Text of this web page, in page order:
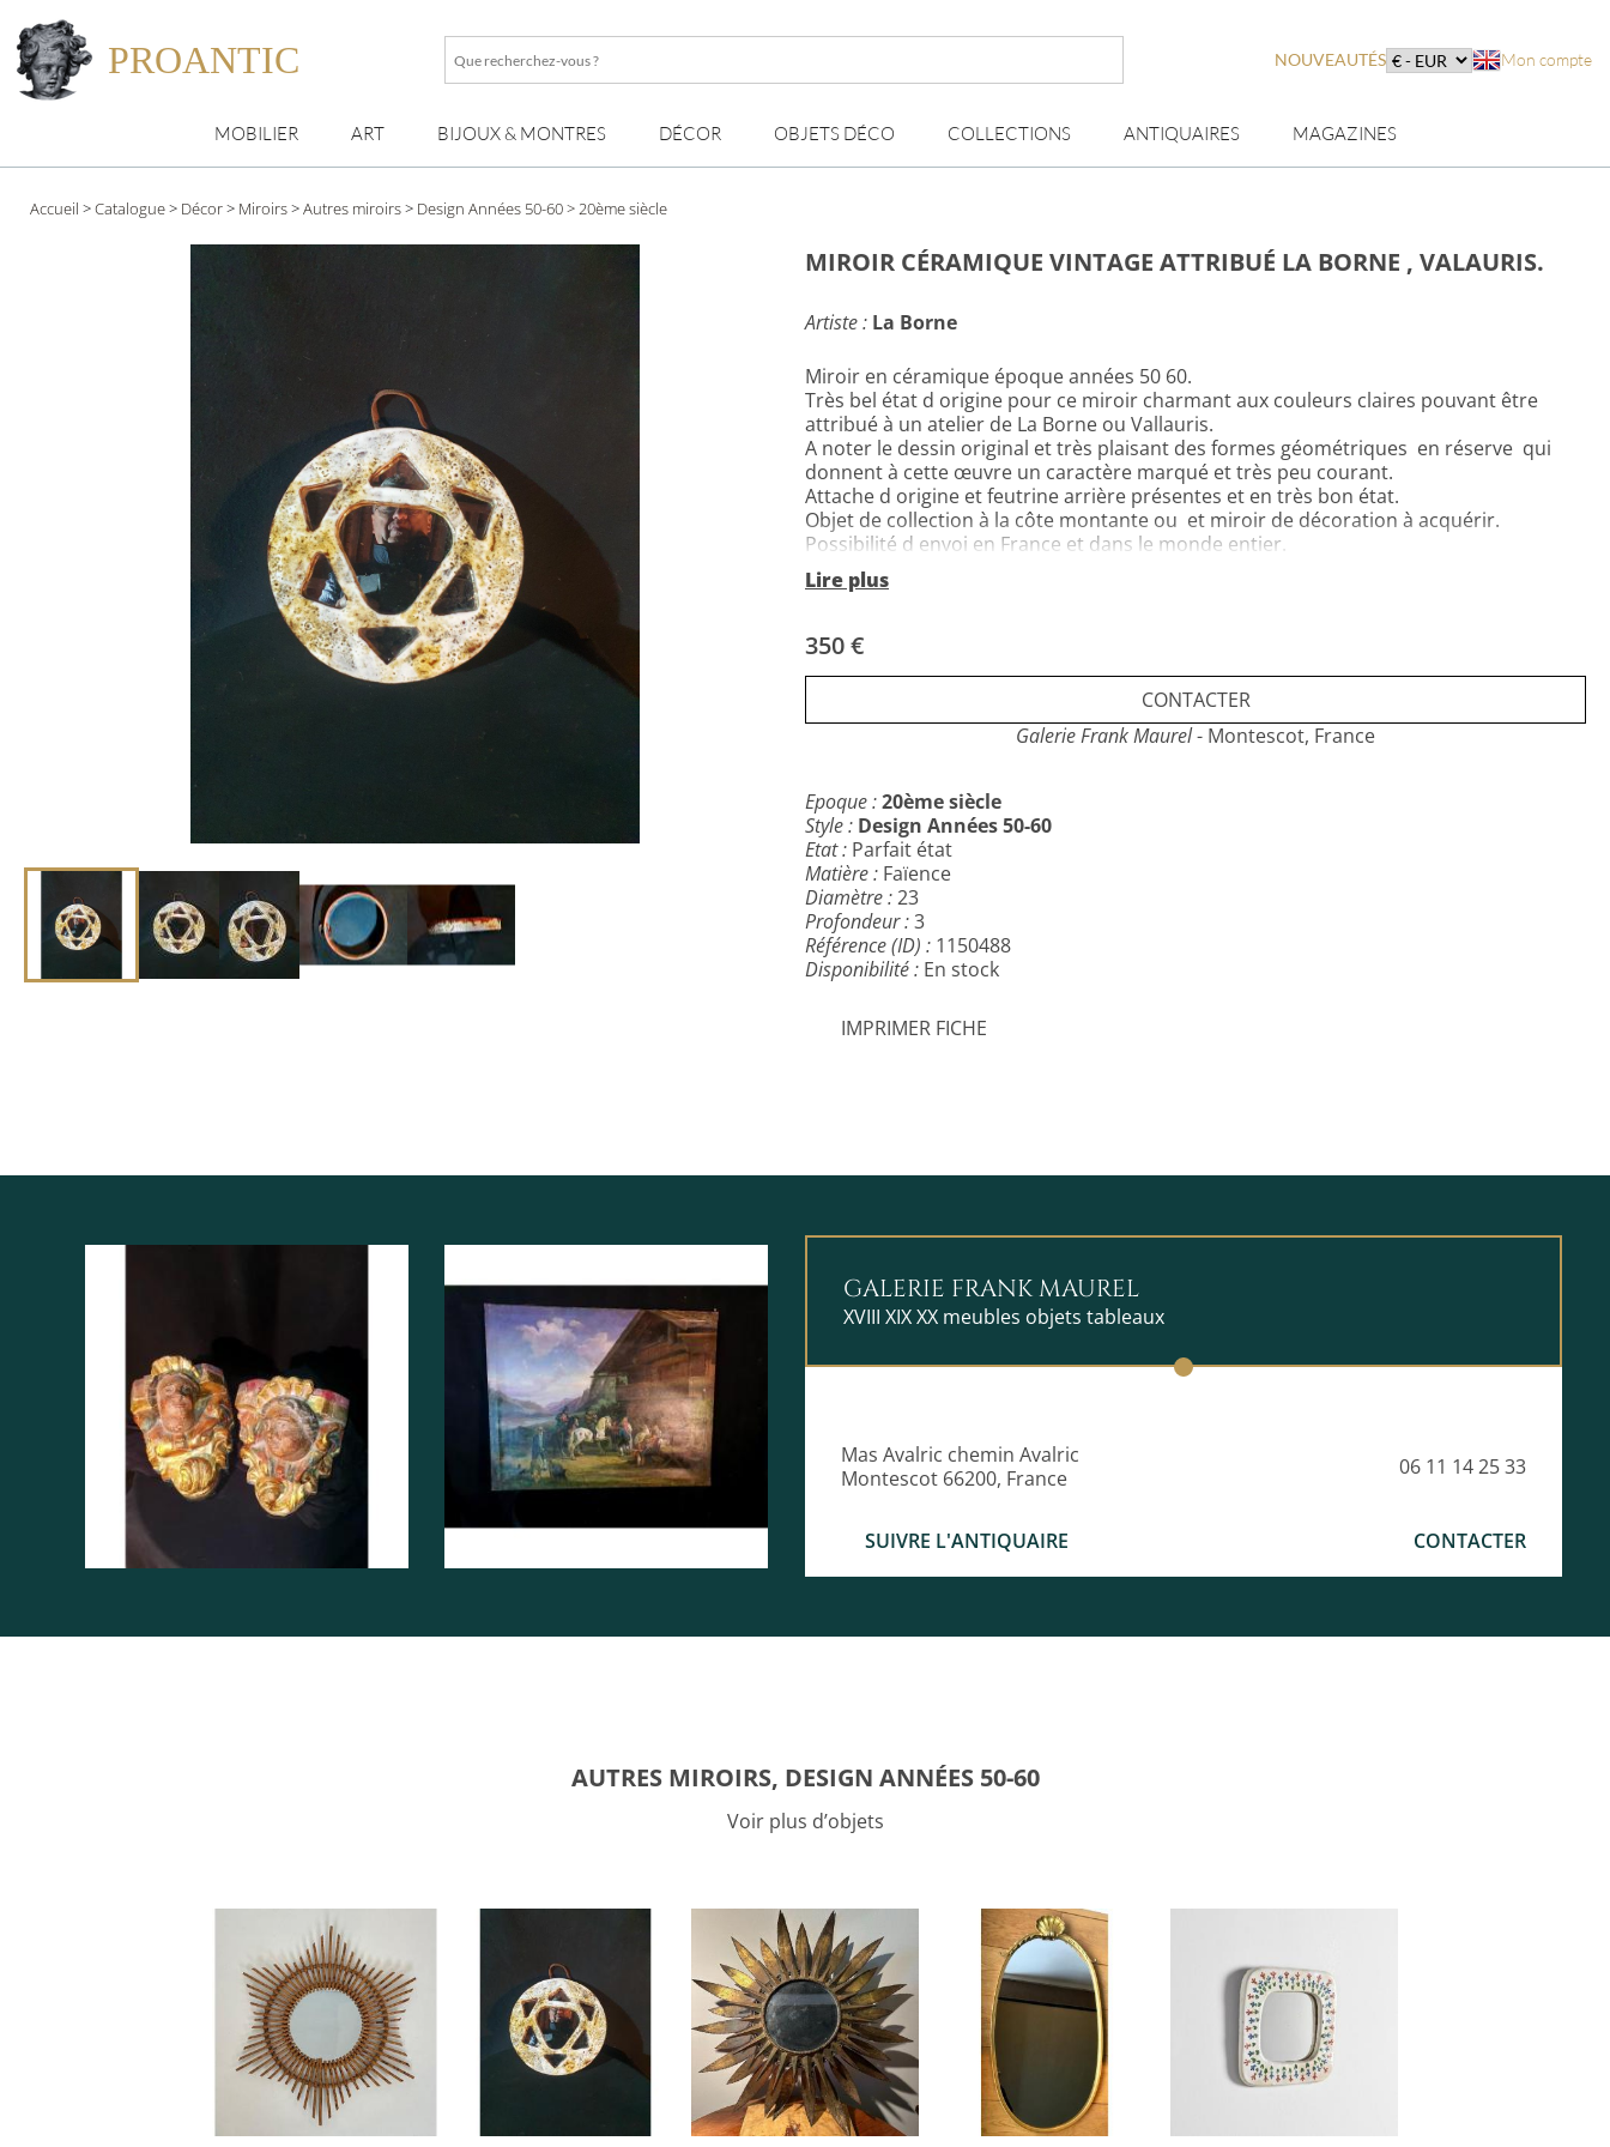
PROANTIC
Que
?
NOUVEAUTÉS Mon compte
MOBILIER ART BIJOUX & MONTRES DÉCOR OBJETS DÉCO COLLECTIONS ANTIQUAIRES MAGAZINES
Accueil >Catalogue> Décor> Miroirs>Autres miroirs> Design Années 50-60> 20ème siècle
MIROIR CÉRAMIQUE VINTAGE ATTRIBUÉ LA BORNE , VALAURIS.
Artiste : La Borne
Miroir en céramique époque années 50 60.
Très bel état d origine pour ce miroir charmant aux couleurs claires pouvant être
attribué à un atelier de La Borne ou Vallauris.
A noter le dessin original et très plaisant des formes géométriques en réserve qui
donnent à cette œuvre un caractère marqué et très peu courant.
Attache d origine et feutrine arrière présentes et en très bon état.
Objet de collection à la côte montante ou et miroir de décoration à acquérir.
Possibilité d envoi en France et dans le monde entier.
Lire plus
350 €
CONTACTER
Galerie Frank Maurel- Montescot, France
Epoque :20ème siècle
Style : Design Années 50-60
Etat : Parfait état
Matière : Faïence
Diamètre :23
Profondeur :3
Référence (ID) : 1150488
Disponibilité : En stock
IMPRIMER FICHE
GALERIE FRANK MAUREL
XVIII XIX XX meubles objets tableaux
Mas Avalric chemin Avalric
Montescot 66200, France
06 11 14 25 33
SUIVRE L'ANTIQUAIRE CONTACTER
AUTRES MIROIRS, DESIGN ANNÉES 50-60
Voir plus d’objets